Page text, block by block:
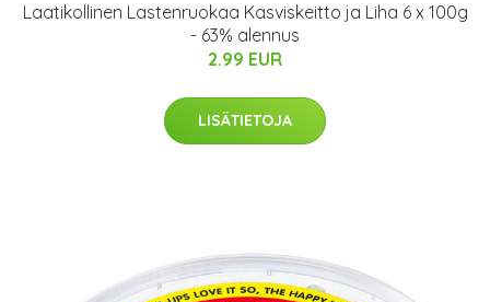
Laatikollinen Lastenruokaa Kasviskeitto ja Liha 6 x 100g
- 63% alennus
2.99 EUR
LISÄTIETOJA